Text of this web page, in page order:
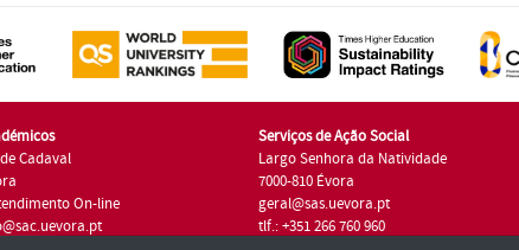
Cadaval
On-line
Serviços de Ação Social
Largo Senhora da Natividade
7000-810 Évora
geral@sas.uevora.pt
tlf.: +351 266 760 960